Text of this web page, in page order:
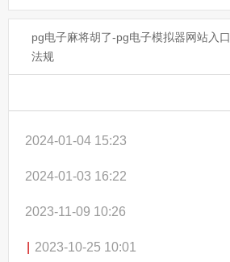
pg电子麻将胡了-pg电子模拟器网站入口
法规
2024-01-04 15:23
2024-01-03 16:22
2023-11-09 10:26
2023-10-25 10:01